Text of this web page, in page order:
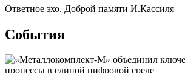
Ответное эхо. Доброй памяти И.Кассиля
События